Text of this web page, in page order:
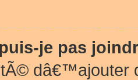
je pas
dâ€™ajouter